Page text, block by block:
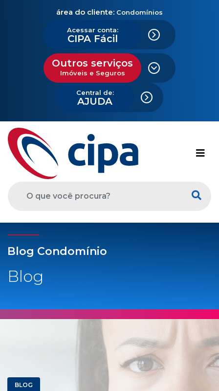
área do cliente: Condomínios
Acessar conta:
CIPA Fácil
Outros serviços
Imóveis e Seguros
Central de:
AJUDA
Blog Condomínio
Blog
BLOG